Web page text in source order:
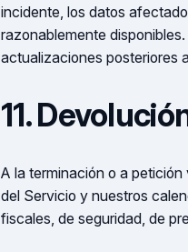
incidente, los datos
razonablemente
actualizaciones posteriores
11.
A la terminación o a
del Servicio y nuestros
fiscales, de seguridad, de